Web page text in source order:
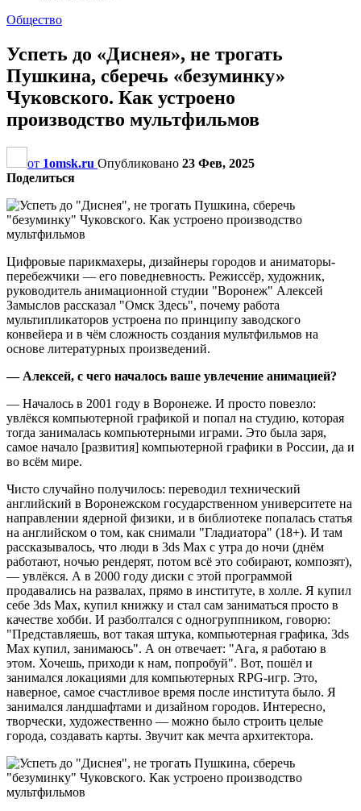
Общество
Успеть до «Диснея», не трогать
Пушкина, сберечь «безуминку»
Чуковского. Как устроено
производство мультфильмов
от 1omsk.ru Опубликовано 23 Фев, 2025
Поделиться
Цифровые парикмахеры, дизайнеры городов и аниматоры-
перебежчики — его поведневность. Режиссёр, художник,
руководитель анимационной студии "Воронеж" Алексей
Замыслов рассказал "Омск Здесь", почему работа
мультипликаторов устроена по принципу заводского
конвейера и в чём сложность создания мультфильмов на
основе литературных произведений.
— Алексей, с чего началось ваше увлечение анимацией?
— Началось в 2001 году в Воронеже. И просто повезло:
увлёкся компьютерной графикой и попал на студию, которая
тогда занималась компьютерными играми. Это была заря,
самое начало [развития] компьютерной графики в России, да и
во всём мире.
Чисто случайно получилось: переводил технический
английский в Воронежском государственном университете на
направлении ядерной физики, и в библиотеке попалась статья
на английском о том, как снимали "Гладиатора" (18+). И там
рассказывалось, что люди в 3ds Max с утра до ночи (днём
работают, ночью рендерят, потом всё это собирают, композят),
— увлёкся. А в 2000 году диски с этой программой
продавались на развалах, прямо в институте, в холле. Я купил
себе 3ds Max, купил книжку и стал сам заниматься просто в
качестве хобби. И разболтался с одногруппником, говорю:
"Представляешь, вот такая штука, компьютерная графика, 3ds
Max купил, занимаюсь". А он отвечает: "Ага, я работаю в
этом. Хочешь, приходи к нам, попробуй". Вот, пошёл и
занимался локациями для компьютерных RPG-игр. Это,
наверное, самое счастливое время после института было. Я
занимался ландшафтами и дизайном городов. Интересно,
творчески, художественно — можно было строить целые
города, создавать карты. Звучит как мечта архитектора.